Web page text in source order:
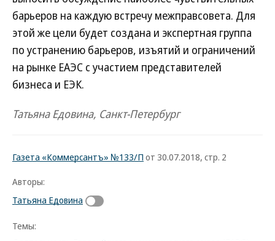
барьеров на каждую встречу межправсовета. Для
этой же цели будет создана и экспертная группа
по устранению барьеров, изъятий и ограничений
на рынке ЕАЭС с участием представителей
бизнеса и ЕЭК.
Татьяна Едовина, Санкт-Петербург
Газета «Коммерсантъ» №133/П от 30.07.2018, стр. 2
Авторы:
Татьяна Едовина
Темы: